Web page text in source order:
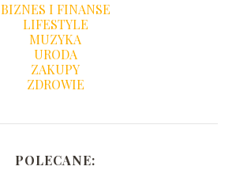
BIZNES I FINANSE
LIFESTYLE
MUZYKA
URODA
ZAKUPY
ZDROWIE
POLECANE: